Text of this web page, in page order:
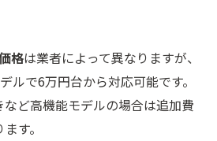
格は業者によって異なりますが、
ルで6万円台から対応可能です。
ど高機能モデルの場合は追加費
す。